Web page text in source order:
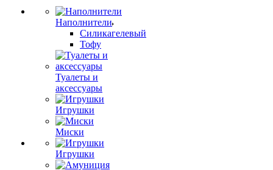
Наполнители
Силикагелевый
Тофу
Туалеты и
аксессуары
Игрушки
Миски
Игрушки